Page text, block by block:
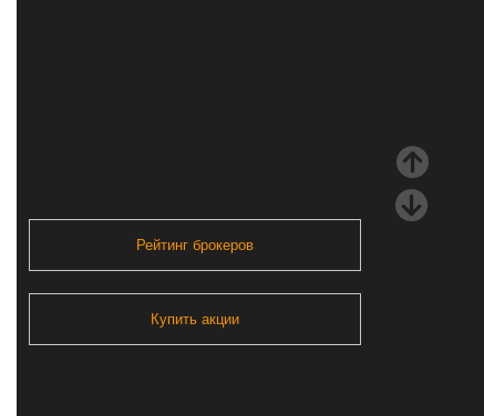
Рейтинг брокеров
Купить акции